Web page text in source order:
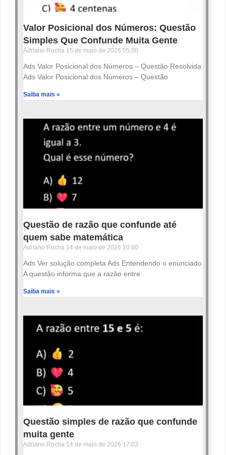
Valor Posicional dos Números: Questão
Simples Que Confunde Muita Gente
Adriano Rocha 15 de maio de 2026 05:00
Ads Valor Posicional dos Números – Questão Resolvida
Ads Valor Posicional dos Números – Questão
Saiba mais »
Questão de razão que confunde até
quem sabe matemática
Adriano Rocha 14 de maio de 2026 20:00
Ads Ver solução completa Ads Entendendo o enunciado
A questão informa que a razão entre
Saiba mais »
Questão simples de razão que confunde
muita gente
Adriano Rocha 14 de maio de 2026 17:03